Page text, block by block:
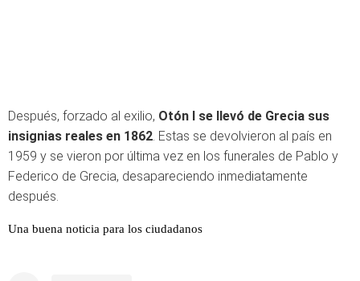
Después, forzado al exilio, Otón I se llevó de Grecia sus
insignias reales en 1862. Estas se devolvieron al país en
1959 y se vieron por última vez en los funerales de Pablo y
Federico de Grecia, desapareciendo inmediatamente
después.
Una buena noticia para los ciudadanos